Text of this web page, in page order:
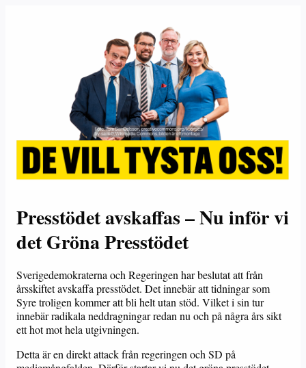
Presstödet avskaffas – Nu inför vi
det Gröna Presstödet
Sverigedemokraterna och Regeringen har beslutat att från
årsskiftet avskaffa presstödet. Det innebär att tidningar som
Syre troligen kommer att bli helt utan stöd. Vilket i sin tur
innebär radikala neddragningar redan nu och på några års sikt
ett hot mot hela utgivningen.
Detta är en direkt attack från regeringen och SD på